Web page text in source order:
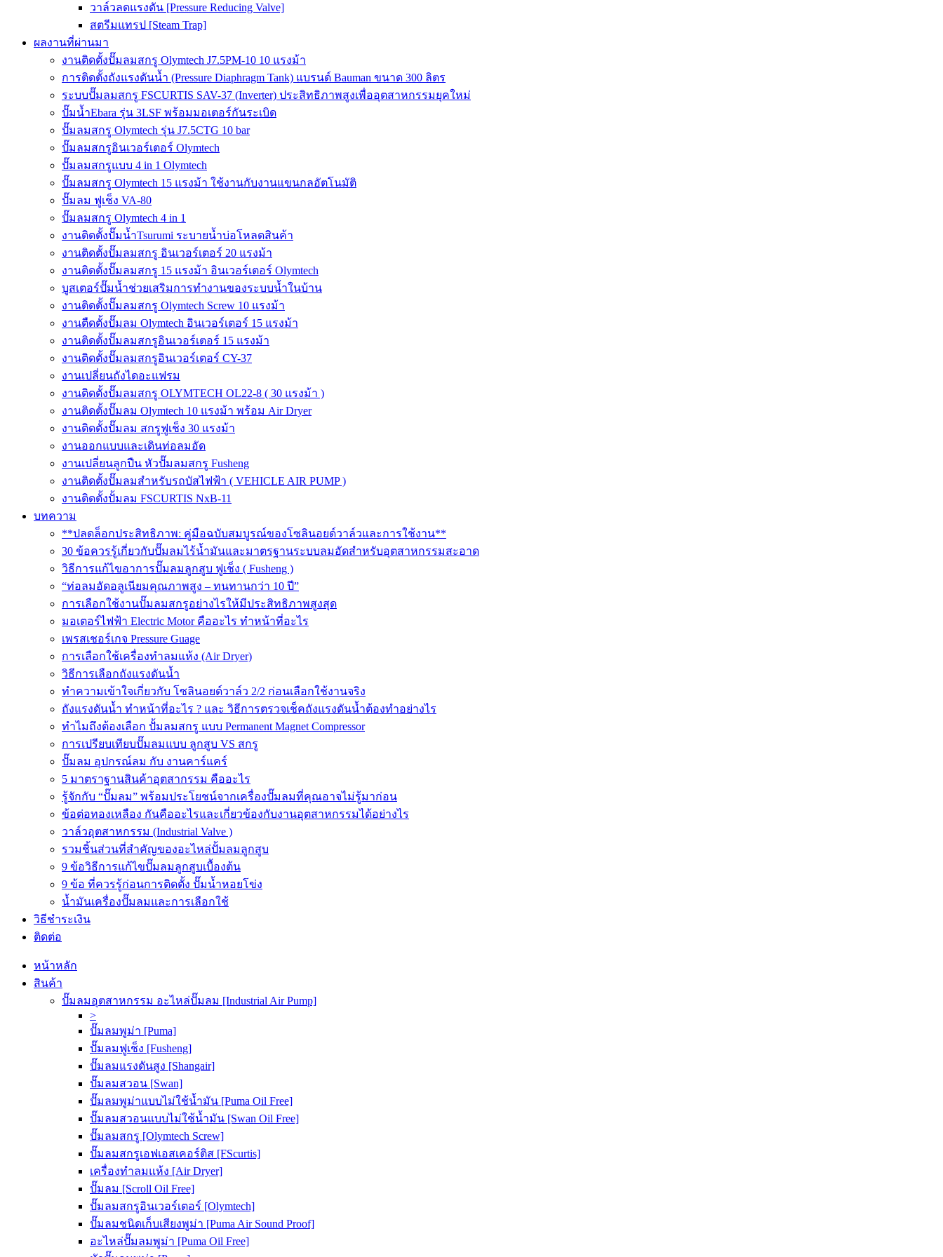
วาล์วลดแรงดัน [Pressure Reducing Valve]
สตรีมแทรป [Steam Trap]
ผลงานที่ผ่านมา
งานติดตั้งปั๊มลมสกรู Olymtech J7.5PM-10 10 แรงม้า
การติดตั้งถังแรงดันน้ำ (Pressure Diaphragm Tank) แบรนด์ Bauman ขนาด 300 ลิตร
ระบบปั๊มลมสกรู FSCURTIS SAV-37 (Inverter) ประสิทธิภาพสูงเพื่ออุตสาหกรรมยุคใหม่
ปั๊มน้ำEbara รุ่น 3LSF พร้อมมอเตอร์กันระเบิด
ปั๊มลมสกรู Olymtech รุ่น J7.5CTG 10 bar
ปั๊มลมสกรูอินเวอร์เตอร์ Olymtech
ปั๊มลมสกรูแบบ 4 in 1 Olymtech
ปั๊มลมสกรู Olymtech 15 แรงม้า ใช้งานกับงานแขนกลอัตโนมัติ
ปั๊มลม ฟูเช็ง VA-80
ปั๊มลมสกรู Olymtech 4 in 1
งานติดตั้งปั๊มน้ำTsurumi ระบายน้ำบ่อโหลดสินค้า
งานติดตั้งปั๊มลมสกรู อินเวอร์เตอร์ 20 แรงม้า
งานติดตั้งปั๊มลมสกรู 15 แรงม้า อินเวอร์เตอร์ Olymtech
บูสเตอร์ปั๊มน้ำช่วยเสริมการทำงานของระบบน้ำในบ้าน
งานติดตั้งปั๊มลมสกรู Olymtech Screw 10 แรงม้า
งานตืดตั้งปั๊มลม Olymtech อินเวอร์เตอร์ 15 แรงม้า
งานติดตั้งปั๊มลมสกรูอินเวอร์เตอร์ 15 แรงม้า
งานติดตั้งปั๊มลมสกรูอินเวอร์เตอร์ CY-37
งานเปลี่ยนถังไดอะแฟรม
งานติดตั้งปั๊มลมสกรู OLYMTECH OL22-8 ( 30 แรงม้า )
งานติดตั้งปั๊มลม Olymtech 10 แรงม้า พร้อม Air Dryer
งานติดตั้งปั๊มลม สกรูฟูเช็ง 30 แรงม้า
งานออกแบบและเดินท่อลมอัด
งานเปลี่ยนลูกปืน หัวปั๊มลมสกรู Fusheng
งานติดตั้งปั๊มลมสำหรับรถบัสไฟฟ้า ( VEHICLE AIR PUMP )
งานติดตั้งปั้มลม FSCURTIS NxB-11
บทความ
**ปลดล็อกประสิทธิภาพ: คู่มือฉบับสมบูรณ์ของโซลินอยด์วาล์วและการใช้งาน**
30 ข้อควรรู้เกี่ยวกับปั๊มลมไร้น้ำมันและมาตรฐานระบบลมอัดสำหรับอุตสาหกรรมสะอาด
วิธีการแก้ไขอาการปั๊มลมลูกสูบ ฟูเช็ง ( Fusheng )
“ท่อลมอัดอลูเนียมคุณภาพสูง – ทนทานกว่า 10 ปี”
การเลือกใช้งานปั๊มลมสกรูอย่างไรให้มีประสิทธิภาพสูงสุด
มอเตอร์ไฟฟ้า Electric Motor คืออะไร ทำหน้าที่อะไร
เพรสเชอร์เกจ Pressure Guage
การเลือกใช้เครื่องทำลมแห้ง (Air Dryer)
วิธีการเลือกถังแรงดันน้ำ
ทำความเข้าใจเกี่ยวกับ โซลินอยด์วาล์ว 2/2 ก่อนเลือกใช้งานจริง
ถังแรงดันน้ำ ทำหน้าที่อะไร ? และ วิธีการตรวจเช็คถังแรงดันน้ำต้องทำอย่างไร
ทำไมถึงต้องเลือก ปั้มลมสกรู แบบ Permanent Magnet Compressor
การเปรียบเทียบปั๊มลมแบบ ลูกสูบ VS สกรู
ปั๊มลม อุปกรณ์ลม กับ งานคาร์แคร์
5 มาตราฐานสินค้าอุตสากรรม คืออะไร
รู้จักกับ “ปั๊มลม” พร้อมประโยชน์จากเครื่องปั๊มลมที่คุณอาจไม่รู้มาก่อน
ข้อต่อทองเหลือง กันคืออะไรและเกี่ยวข้องกับงานอุตสาหกรรมได้อย่างไร
วาล์วอุตสาหกรรม (Industrial Valve )
รวมชิ้นส่วนที่สำคัญของอะไหล่ปั้มลมลูกสูบ
9 ข้อวิธีการแก้ไขปั๊มลมลูกสูบเบื้องต้น
9 ข้อ ที่ควรรู้ก่อนการติดตั้ง ปั๊มน้ำหอยโข่ง
น้ำมันเครื่องปั๊มลมและการเลือกใช้
วิธีชำระเงิน
ติดต่อ
หน้าหลัก
สินค้า
ปั๊มลมอุตสาหกรรม อะไหล่ปั๊มลม [Industrial Air Pump]
>
ปั๊มลมพูม่า [Puma]
ปั๊มลมฟูเช็ง [Fusheng]
ปั๊มลมแรงดันสูง [Shangair]
ปั๊มลมสวอน [Swan]
ปั๊มลมพูม่าแบบไม่ใช้น้ำมัน [Puma Oil Free]
ปั๊มลมสวอนแบบไม่ใช้น้ำมัน [Swan Oil Free]
ปั๊มลมสกรู [Olymtech Screw]
ปั๊มลมสกรูเอฟเอสเคอร์ติส [FScurtis]
เครื่องทำลมแห้ง [Air Dryer]
ปั๊มลม [Scroll Oil Free]
ปั๊มลมสกรูอินเวอร์เตอร์ [Olymtech]
ปั๊มลมชนิดเก็บเสียงพูม่า [Puma Air Sound Proof]
อะไหล่ปั๊มลมพูม่า [Puma Oil Free]